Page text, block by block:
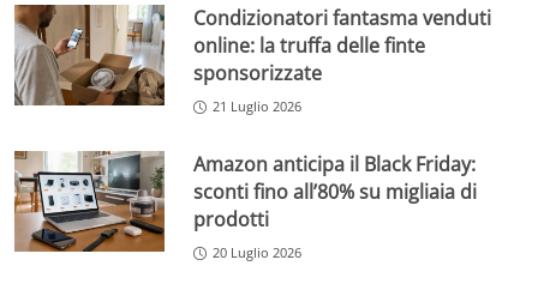
Condizionatori fantasma venduti
online: la truffa delle finte
sponsorizzate
21 Luglio 2026
Amazon anticipa il Black Friday:
sconti fino all’80% su migliaia di
prodotti
20 Luglio 2026